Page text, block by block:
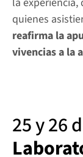
quienes
reafirma la
vivencias a la